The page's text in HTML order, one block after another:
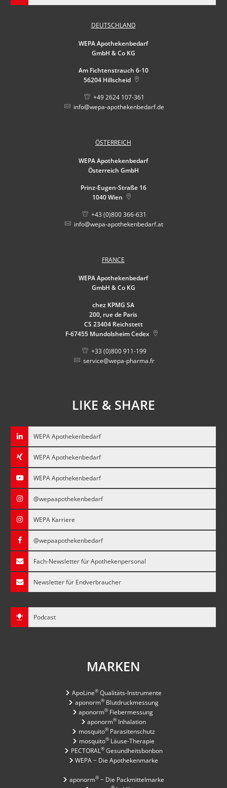
DEUTSCHLAND
WEPA Apothekenbedarf
GmbH & Co KG
Am Fichtenstrauch 6-10
56204 Hillscheid
+49 2624 107-361
info@wepa-apothekenbedarf.de
ÖSTERREICH
WEPA Apothekenbedarf
Österreich GmbH
Prinz-Eugen-Straße 16
1040 Wien
+43 (0)800 366-631
info@wepa-apothekenbedarf.at
FRANCE
WEPA Apothekenbedarf
GmbH & Co KG
chez KPMG SA
200, rue de Paris
CS 23404 Reichstett
F-67455 Mundolsheim Cedex
+33 (0)800 911-199
service@wepa-pharma.fr
LIKE & SHARE
WEPA Apothekenbedarf
WEPA Apothekenbedarf
WEPA Apothekenbedarf
@wepaapothekenbedarf
WEPA Karriere
@wepaapothekenbedarf
Fach-Newsletter für Apothekenpersonal
Newsletter für Endverbraucher
Podcast
MARKEN
ApoLine®Qualitäts-Instrumente
aponorm®Blutdruckmessung
aponorm® Fiebermessung
aponorm® Inhalation
mosquito®Parasitenschutz
mosquito®Läuse-Therapie
PECTORAL®Gesundheitsbonbon
WEPA − Die Apothekenmarke
aponorm®− Die Packmittelmarke